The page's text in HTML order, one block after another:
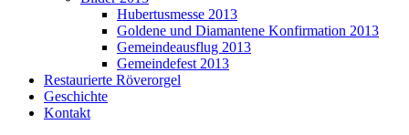
Hubertusmesse 2013
Goldene und Diamantene Konfirmation 2013
Gemeindeausflug 2013
Gemeindefest 2013
Restaurierte Röverorgel
Geschichte
Kontakt